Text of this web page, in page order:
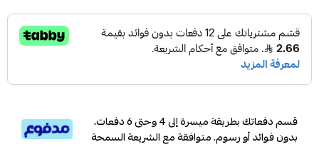
قسم دفعاتك بطريقة ميسرة إلى 4 وحتى 6 دفعات،
بدون فوائد أو رسوم. متوافقة مع الشريعة السمحة